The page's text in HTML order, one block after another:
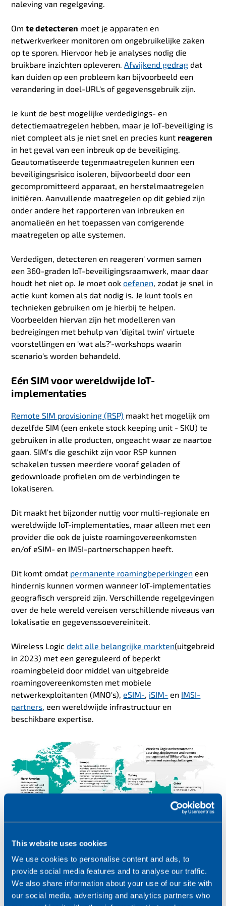
This website uses cookies
We use cookies to personalise content and ads, to
provide social media features and to analyse our traffic.
We also share information about your use of our site with
our social media, advertising and analytics partners who
naleving van regelgeving.
Omte detecteren moet je apparaten en
netwerkverkeer monitoren om ongebruikelijke zaken
op te sporen. Hiervoor heb je analyses nodig die
bruikbare inzichten opleveren. Afwijkend gedrag dat
kan duiden op een probleem kan bijvoorbeeld een
verandering in doel-URL's of gegevensgebruik zijn.
Je kunt de best mogelijke verdedigings- en
detectiemaatregelen hebben, maar je IoT-beveiliging is
niet compleet als je niet snel en precies kunt reageren
in het geval van een inbreuk op de beveiliging.
Geautomatiseerde tegenmaatregelen kunnen een
beveiligingsrisico isoleren, bijvoorbeeld door een
gecompromitteerd apparaat, en herstelmaatregelen
initiëren. Aanvullende maatregelen op dit gebied zijn
onder andere het rapporteren van inbreuken en
anomalieën en het toepassen van corrigerende
maatregelen op alle systemen.
Verdedigen, detecteren en reageren' vormen samen
een 360-graden IoT-beveiligingsraamwerk, maar daar
houdt het niet op. Je moet ookoefenen , zodat je snel in
actie kunt komen als dat nodig is. Je kunt tools en
technieken gebruiken om je hierbij te helpen.
Voorbeelden hiervan zijn het modelleren van
bedreigingen met behulp van 'digital twin' virtuele
voorstellingen en 'wat als?'-workshops waarin
scenario's worden behandeld.
Eén SIM voor wereldwijde IoT-
implementaties
Remote SIM provisioning (RSP) maakt het mogelijk om
dezelfde SIM (een enkele stock keeping unit - SKU) te
gebruiken in alle producten, ongeacht waar ze naartoe
gaan. SIM's die geschikt zijn voor RSP kunnen
schakelen tussen meerdere vooraf geladen of
gedownloade profielen om de verbindingen te
lokaliseren.
Dit maakt het bijzonder nuttig voor multi-regionale en
wereldwijde IoT-implementaties, maar alleen met een
provider die ook de juiste roamingovereenkomsten
en/of eSIM- en IMSI-partnerschappen heeft.
Dit komt omdat permanente roamingbeperkingen een
hindernis kunnen vormen wanneer IoT-implementaties
geografisch verspreid zijn. Verschillende regelgevingen
over de hele wereld vereisen verschillende niveaus van
lokalisatie en gegevenssoevereiniteit.
Wireless Logic dekt alle belangrijke markten(uitgebreid
in 2023) met een gereguleerd of beperkt
roamingbeleid door middel van uitgebreide
roamingovereenkomsten met mobiele
netwerkexploitanten (MNO's),eSIM- iSIM- en IMSI-
partners , een wereldwijde infrastructuur en
beschikbare expertise.
IoT-connectiviteit in actie
Het IoT omspant industriesectoren en verbindt